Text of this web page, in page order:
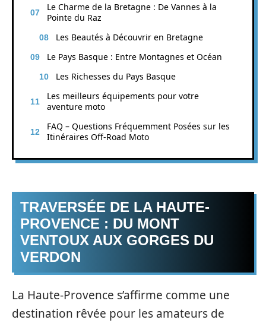
Le Charme de la Bretagne : De Vannes à la
Pointe du Raz
Les Beautés à Découvrir en Bretagne
Le Pays Basque : Entre Montagnes et Océan
Les Richesses du Pays Basque
Les meilleurs équipements pour votre
aventure moto
FAQ – Questions Fréquemment Posées sur les
Itinéraires Off-Road Moto
TRAVERSÉE DE LA HAUTE-
PROVENCE : DU MONT
VENTOUX AUX GORGES DU
VERDON
La Haute-Provence s’affirme comme une
destination rêvée pour les amateurs de